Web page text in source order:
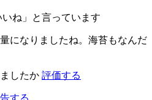
いね」と言っています
になりましたね。海苔もなんだ
したか 評価する